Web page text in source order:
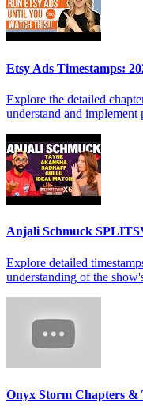
Etsy Ads Timestamps:
Explore the detailed
understand and
Anjali Schmuck
Explore detailed
understanding of the
Onyx Storm Chapters &